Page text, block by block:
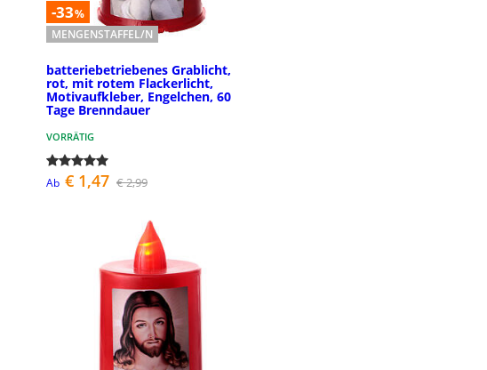
-33%
MENGENSTAFFEL/N
batteriebetriebenes Grablicht,
rot, mit rotem Flackerlicht,
Motivaufkleber, Engelchen, 60
Tage Brenndauer
VORRÄTIG
Ab € 1,47 € 2,99